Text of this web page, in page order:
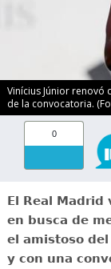
Vinícius Júnior renovó
de la convocatoria.
0
El Real Madrid
en busca de
el amistoso
y con una